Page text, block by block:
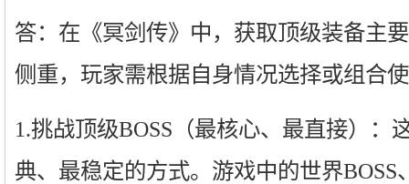
答：在《冥剑传》中，获取顶级装备主
侧重，玩家需根据自身情况选择或组合
1.挑战顶级BOSS（最核心、最直接）：
典、最稳定的方式。游戏中的世界BOSS